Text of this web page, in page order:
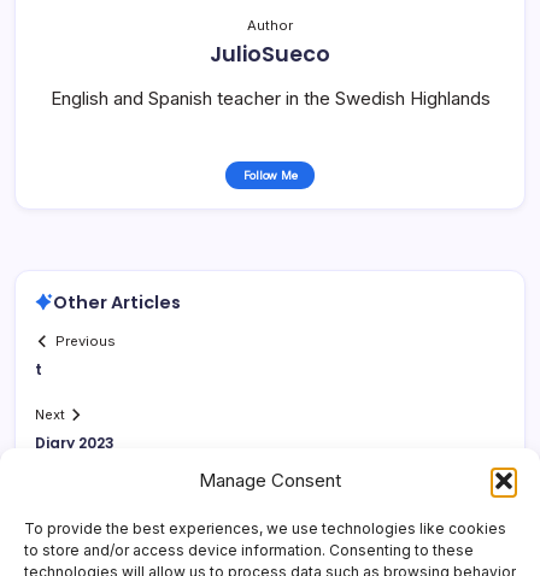
Manage Consent
To provide the best experiences, we use technologies like cookies
to store and/or access device information. Consenting to these
technologies will allow us to process data such as browsing behavior
Author
JulioSueco
English and Spanish teacher in the Swedish Highlands
Follow Me
Other Articles
Previous
t
Next
Diary 2023